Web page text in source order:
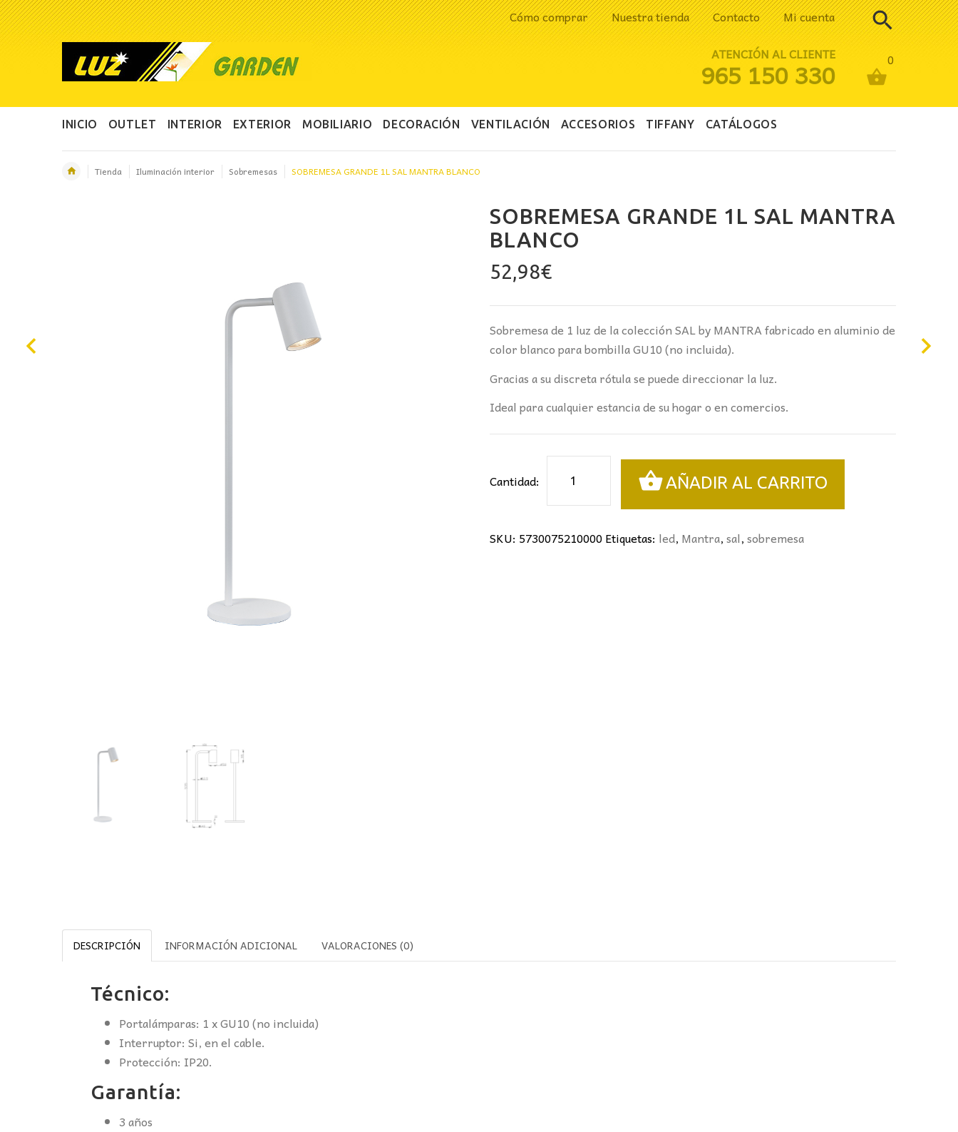
Cómo comprar Nuestra tienda Contacto Mi cuenta
0
ATENCIÓN AL CLIENTE
965 150 330
INICIO OUTLET INTERIOR EXTERIOR MOBILIARIO DECORACIÓN VENTILACIÓN ACCESORIOS TIFFANY CATÁLOGOS
Tienda Iluminación interior Sobremesas SOBREMESA GRANDE 1L SAL MANTRA BLANCO
SOBREMESA GRANDE 1L SAL MANTRA
BLANCO
52,98€
Sobremesa de 1 luz de la colección SAL by MANTRA fabricado en aluminio de
color blanco para bombilla GU10 (no incluida).
Gracias a su discreta rótula se puede direccionar la luz.
Ideal para cualquier estancia de su hogar o en comercios.
Cantidad:
GRANDE
1L
MANTRA
AÑADIR AL CARRITO
SKU: 5730075210000Etiquetas: led, Mantra,sal,sobremesa
DESCRIPCIÓN INFORMACIÓN ADICIONAL VALORACIONES (0)
Técnico:
Portalámparas: 1 x GU10 (no incluida)
Interruptor: Si, en el cable.
Protección: IP20.
Garantía:
3 años